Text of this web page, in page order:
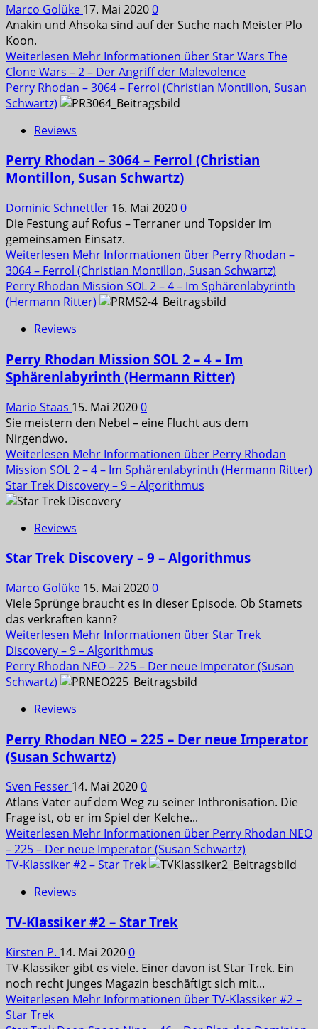
Marco Golüke 17. Mai 20200
Anakin und Ahsoka sind auf der Suche nach Meister Plo
Koon.
Weiterlesen Mehr Informationen über Star Wars The
Clone Wars – 2 – Der Angriff der Malevolence
Perry Rhodan – 3064 – Ferrol (Christian Montillon, Susan
Schwartz)
Reviews
Perry Rhodan – 3064 – Ferrol (Christian
Montillon, Susan Schwartz)
Dominic Schnettler 16. Mai 20200
Die Festung auf Rofus – Terraner und Topsider im
gemeinsamen Einsatz.
Weiterlesen Mehr Informationen über Perry Rhodan –
3064 – Ferrol (Christian Montillon, Susan Schwartz)
Perry Rhodan Mission SOL 2 – 4 – Im Sphärenlabyrinth
(Hermann Ritter)
Reviews
Perry Rhodan Mission SOL 2 – 4 – Im
Sphärenlabyrinth (Hermann Ritter)
Mario Staas 15. Mai 20200
Sie meistern den Nebel – eine Flucht aus dem
Nirgendwo.
Weiterlesen Mehr Informationen über Perry Rhodan
Mission SOL 2 – 4 – Im Sphärenlabyrinth (Hermann Ritter)
Star Trek Discovery – 9 – Algorithmus
Reviews
Star Trek Discovery – 9 – Algorithmus
Marco Golüke 15. Mai 20200
Viele Sprünge braucht es in dieser Episode. Ob Stamets
das verkraften kann?
Weiterlesen Mehr Informationen über Star Trek
Discovery – 9 – Algorithmus
Perry Rhodan NEO – 225 – Der neue Imperator (Susan
Schwartz)
Reviews
Perry Rhodan NEO – 225 – Der neue Imperator
(Susan Schwartz)
Sven Fesser 14. Mai 20200
Atlans Vater auf dem Weg zu seiner Inthronisation. Die
Frage ist, ob er im Spiel der Kelche...
Weiterlesen Mehr Informationen über Perry Rhodan NEO
– 225 – Der neue Imperator (Susan Schwartz)
TV-Klassiker #2 – Star Trek
Reviews
TV-Klassiker #2 – Star Trek
Kirsten P. 14. Mai 20200
TV-Klassiker gibt es viele. Einer davon ist Star Trek. Ein
noch recht junges Magazin beschäftigt sich mit...
Weiterlesen Mehr Informationen über TV-Klassiker #2 –
Star Trek